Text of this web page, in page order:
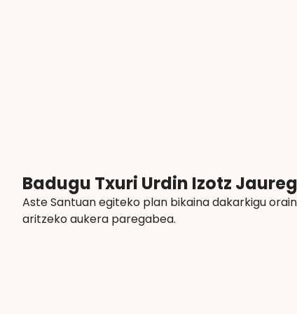
Badugu Txuri Urdin Izotz
Aste Santuan egiteko plan bikaina dakarkigu
aritzeko aukera paregabea.